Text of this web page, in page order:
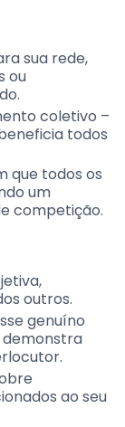
sua rede,
ou
coletivo –
todos
que todos os
um
competição.
outros.
genuíno
demonstra
ao seu